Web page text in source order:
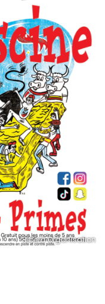
Ribera Organisation